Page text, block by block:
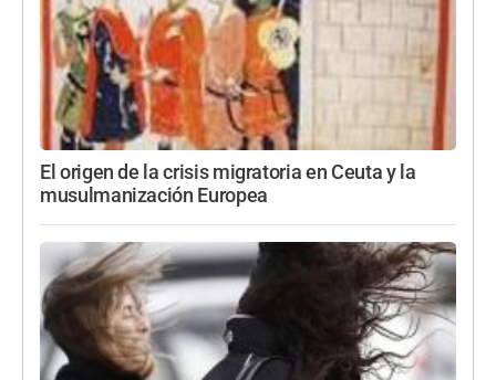
El origen de la crisis migratoria en Ceuta y la
musulmanización Europea